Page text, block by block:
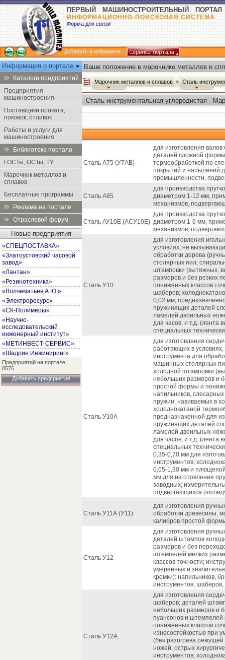
ПЕРВЫЙ МАШИНОСТРОИТЕЛЬНЫЙ ПОРТАЛ
ИНФОРМАЦИОННО-ПОИСКОВАЯ СИСТЕМА
Форма для связи
Добавить в избранное
Информация о портале
Каталоги предприятий
Предприятия
машиностроения
Поставщики проката,
поковок, отливок
Работы и услуги для
машиностроения
Библиотека портала
ГОСТы, ОСТы, ТУ
Марочник металлов и
сплавов
Бесплатные программы
Реклама на портале
Отраслевой форум
Новые предприятия
«СПЕЦПОСТАВКА»
«Златоустовский часовой
завод»
«Лантан»
«Резинотехника»
«Волчематьев А.Ю.»
«Электроресурс»
«СК-Полимеры»
«Научно-
исследовательский
инженерный институт»
«МЕТИНВЕСТ-СЕРВИС»
«Шадрин Инжиниринг»
Предприятий на портале:
8576
Добавить предприятие
Ваше положение в марочнике металлов и
Марочник металлов и сплавов Сталь
Сталь инструментальная углеродистая -
Сталь А75 (У7АВ)
для изготовления
деталей сложной
термообработкой по
покрытий и напылений
промышленности,
Сталь А85
для производства
диаметром 1-12 мм,
механизмов,
Сталь АУ10Е (АСУ10Е)
для производства
диаметром 1-6 мм,
механизмов,
Сталь У10
для изготовления
условиях, не
обработки дерева
столярных пил,
штамповки (вытяжных,
размеров и без резких
пониженных классов
шаберов;
0,02 мм,
пружинящих деталей
ламелей двоильных
для часов, и т.д. (лента
специальных
Сталь У10А
для изготовления
работающих в
инструмента для
машинных столярных
холодной штамповки
небольших размеров и
простой формы и
напильников,
пружин, навиваемых в
холоднокатаной
предназначенной для
пружинящих деталей
ламелей двоильных
для часов, и т.д. (лента
специальных
0,35-0,70 мм для
инструментов;
0,05-1,30 мм и
мм для изготовления
заводных;
подвергающихся
Сталь У11А (У11)
для изготовления
обработки древесины,
калибров простой
Сталь У12
для изготовления
деталей штампов
размеров и без
штемпелей мелких
классов точности;
умеренных и
кромки): напильников,
инструментов, шаберов,
Сталь У12А
для изготовления
шаберов; деталей
небольших размеров и
пуансонов и
пониженных классов
износостойкостью при
(без разогрева
ножей, острых
инструментов;